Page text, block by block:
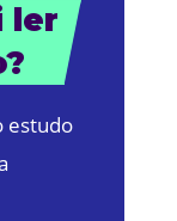
ler
estudo